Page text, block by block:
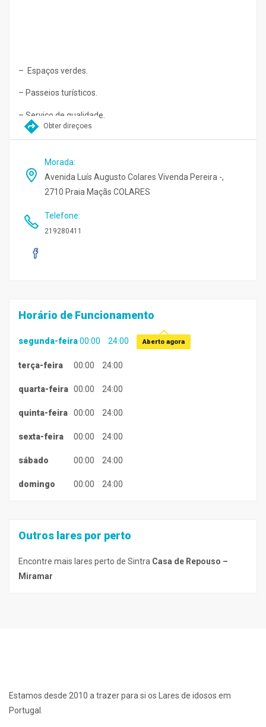
– Espaços verdes.
– Passeios turísticos.
– Serviço de qualidade.
Obter direçoes
Morada:
Avenida Luís Augusto Colares Vivenda Pereira -,
2710 Praia Maçãs COLARES
Telefone:
219280411
Horário de Funcionamento
segunda-feira00:00 24:00 Aberto agora
terça-feira 00:00 24:00
quarta-feira 00:00 24:00
quinta-feira 00:00 24:00
sexta-feira 00:00 24:00
sábado 00:00 24:00
domingo 00:00 24:00
Outros lares por perto
Encontre mais lares perto de Sintra Casa de Repouso –
Miramar
Estamos desde 2010 a trazer para si os Lares de idosos em
Portugal.